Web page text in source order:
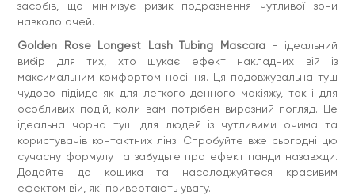
засобів, що мінімізує ризик подразнення чутливої зони
навколо очей.
Golden Rose Longest Lash Tubing Mascara- ідеальний
вибір для тих, хто шукає ефект накладних вій із
максимальним комфортом носіння. Ця подовжувальна туш
чудово підійде як для легкого денного макіяжу, так і для
особливих подій, коли вам потрібен виразний погляд. Це
ідеальна чорна туш для людей із чутливими очима та
користувачів контактних лінз. Спробуйте вже сьогодні цю
сучасну формулу та забудьте про ефект панди назавжди.
Додайте до кошика та насолоджуйтеся красивим
ефектом вій, які привертають увагу.